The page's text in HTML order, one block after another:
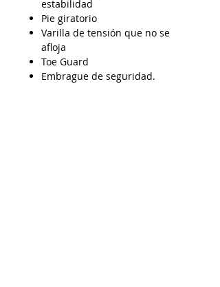
estabilidad
Pie giratorio
Varilla de tensión que no se
afloja
Toe Guard
Embrague de seguridad.